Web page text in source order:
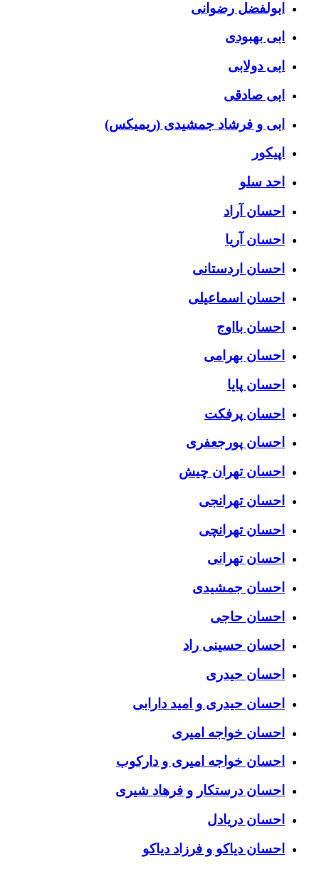
ابولفضل رضوانی
ابی بهبودی
ابی دولابی
ابی صادقی
ابی و فرشاد جمشیدی (ریمیکس)
اپیکور
احد سلو
احسان آراد
احسان آریا
احسان اردستانی
احسان اسماعیلی
احسان بااوج
احسان بهرامی
احسان پایا
احسان پرفکت
احسان پورجعفری
احسان تهران چیش
احسان تهرانجی
احسان تهرانچی
احسان تهرانی
احسان جمشیدی
احسان حاجی
احسان حسینی راد
احسان حیدری
احسان حیدری و امید دارابی
احسان خواجه امیری
احسان خواجه امیری و دارکوب
احسان درستكار و فرهاد شيرى
احسان دریادل
احسان دیاکو و فرزاد دیاکو